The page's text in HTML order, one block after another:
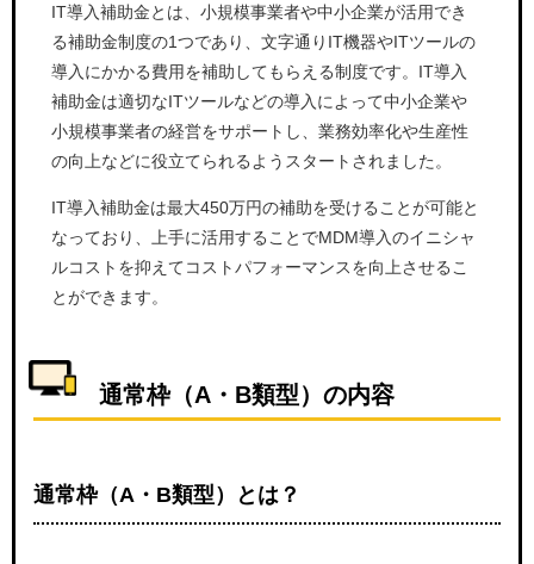
IT導入補助金とは、小規模事業者や中小企業が活用でき
る補助金制度の1つであり、文字通りIT機器やITツールの
導入にかかる費用を補助してもらえる制度です。IT導入
補助金は適切なITツールなどの導入によって中小企業や
小規模事業者の経営をサポートし、業務効率化や生産性
の向上などに役立てられるようスタートされました。
IT導入補助金は最大450万円の補助を受けることが可能と
なっており、上手に活用することでMDM導入のイニシャ
ルコストを抑えてコストパフォーマンスを向上させるこ
とができます。
通常枠（A・B類型）の内容
通常枠（A・B類型）とは？